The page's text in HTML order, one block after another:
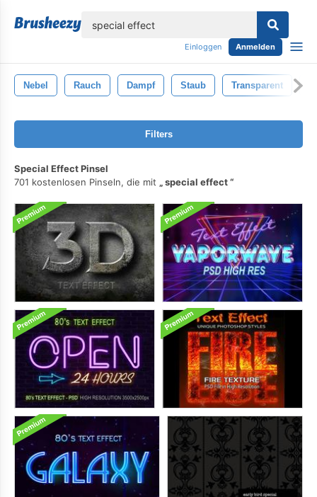
Einloggen Anmelden
Nebel Rauch Dampf Staub Transparent
Filters
Special Effect Pinsel
701 kostenlosen Pinseln, die mit
special effect